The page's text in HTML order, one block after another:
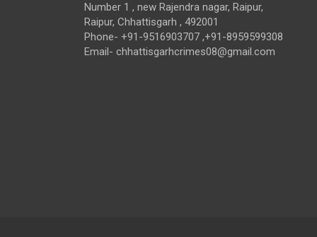
Number 1 , new Rajendra nagar, Raipur,
Raipur, Chhattisgarh , 492001
Phone- +91-9516903707 ,+91-8959599308
Email- chhattisgarhcrimes08@gmail.com